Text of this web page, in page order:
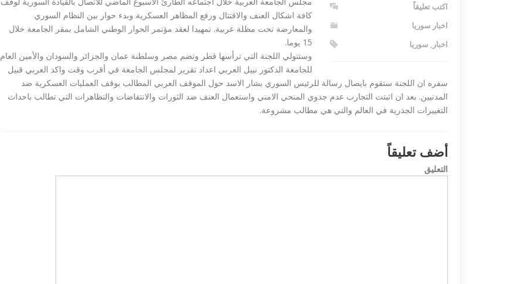
اكتب تعليقاً
اخبار سوريا
اخبار , سوريا
كافة اشكال العنف والاقتتال ورفع المظاهر العسكرية وبدء حوار بين النظام السوري
والمعارضة تحت مظلة عربية. تمهيدا لعقد مؤتمر الحوار الوطني الشامل بمقر الجامعة خلال
15 يوما.
وستتولي اللجنة التي ترأسها قطر وتضم مصر وسلطنة عمان والجزائر والسودان والأمين العام
للجامعة الدكتور نبيل العربي اعداد تقرير لمجلس الجامعة في أقرب وقت واكد العربي قبيل
سفره ان اللجنة ستقوم بايصال رسالة للرئيس السوري بشار الاسد حول الموقف العربي المطالب بوقف العمليات العسكرية ضد
المدنيين. بعد ان اثبتت التجارب عدم جدوي المنحي الامني واستعمال العنف ضد الثورات والانتفاضات والتظاهرات التي تطالب باحداث
التغييرات الجذرية في العالم والتي هي مطالب مشروعة.
أضف تعليقاً
التعليق